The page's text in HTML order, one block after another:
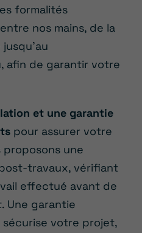
formalités
nos mains, de la
afin de garantir votre
et une garantie
pour assurer votre
une
travaux, vérifiant
effectué avant de
Une garantie
votre projet,